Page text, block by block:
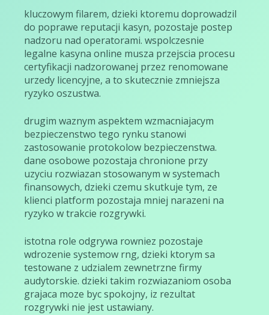
kluczowym filarem, dzieki ktoremu doprowadzil
do poprawe reputacji kasyn, pozostaje postep
nadzoru nad operatorami. wspolczesnie
legalne kasyna online musza przejscia procesu
certyfikacji nadzorowanej przez renomowane
urzedy licencyjne, a to skutecznie zmniejsza
ryzyko oszustwa.
drugim waznym aspektem wzmacniajacym
bezpieczenstwo tego rynku stanowi
zastosowanie protokolow bezpieczenstwa.
dane osobowe pozostaja chronione przy
uzyciu rozwiazan stosowanym w systemach
finansowych, dzieki czemu skutkuje tym, ze
klienci platform pozostaja mniej narazeni na
ryzyko w trakcie rozgrywki.
istotna role odgrywa rowniez pozostaje
wdrozenie systemow rng, dzieki ktorym sa
testowane z udzialem zewnetrzne firmy
audytorskie. dzieki takim rozwiazaniom osoba
grajaca moze byc spokojny, iz rezultat
rozgrywki nie jest ustawiany.